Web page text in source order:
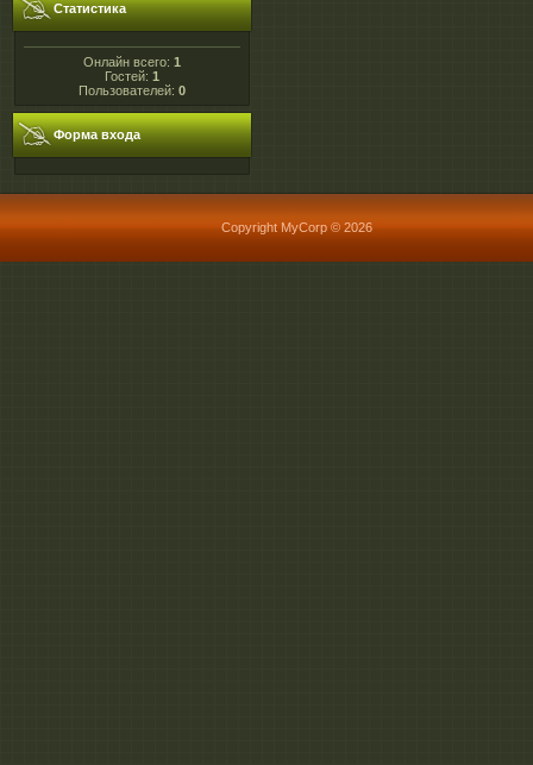
Статистика
Онлайн всего: 1
Гостей: 1
Пользователей: 0
Форма входа
Copyright MyCorp © 2026